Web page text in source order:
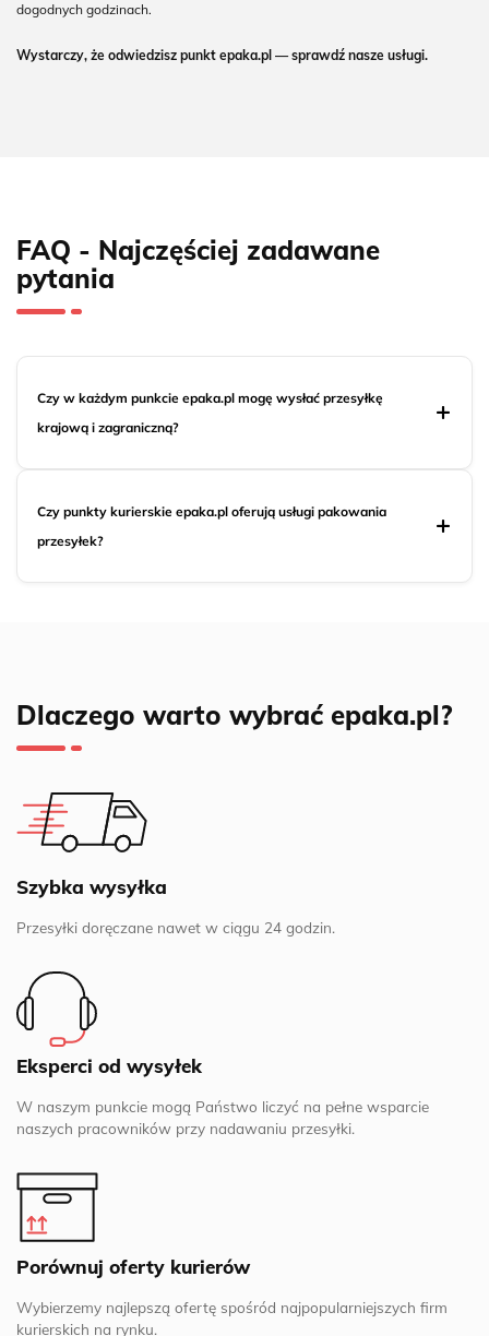
dogodnych godzinach.
Wystarczy, że odwiedzisz punkt epaka.pl — sprawdź nasze usługi.
FAQ - Najczęściej zadawane
pytania
Czy w każdym punkcie epaka.pl mogę wysłać przesyłkę
krajową i zagraniczną?
Czy punkty kurierskie epaka.pl oferują usługi pakowania
przesyłek?
Dlaczego warto wybrać epaka.pl?
Szybka wysyłka
Przesyłki doręczane nawet w ciągu 24 godzin.
Eksperci od wysyłek
W naszym punkcie mogą Państwo liczyć na pełne wsparcie
naszych pracowników przy nadawaniu przesyłki.
Porównuj oferty kurierów
Wybierzemy najlepszą ofertę spośród najpopularniejszych firm
kurierskich na rynku.